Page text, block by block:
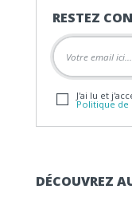
RESTEZ
J'ai lu et
Politique de
DÉCOUVREZ